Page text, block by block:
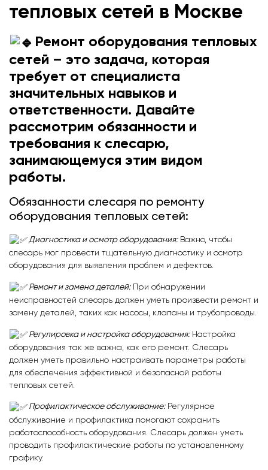
тепловых сетей в Москве
Ремонт оборудования тепловых
сетей – это задача, которая
требует от специалиста
значительных навыков и
ответственности. Давайте
рассмотрим обязанности и
требования к слесарю,
занимающемуся этим видом
работы.
Обязанности слесаря по ремонту
оборудования тепловых сетей:
Диагностика и осмотр оборудования: Важно, чтобы
слесарь мог провести тщательную диагностику и осмотр
оборудования для выявления проблем и дефектов.
Ремонт и замена деталей:При обнаружении
неисправностей слесарь должен уметь произвести ремонт и
замену деталей, таких как насосы, клапаны и трубопроводы.
Регулировка и настройка оборудования: Настройка
оборудования так же важна, как его ремонт. Слесарь
должен уметь правильно настраивать параметры работы
для обеспечения эффективной и безопасной работы
тепловых сетей.
Профилактическое обслуживание:Регулярное
обслуживание и профилактика помогают сохранить
работоспособность оборудования. Слесарь должен уметь
проводить профилактические работы по установленному
графику.